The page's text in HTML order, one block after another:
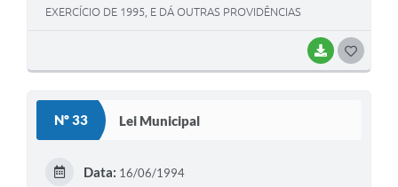
BAIXAR
EXERCÍCIO DE 1995, E DÁ OUTRAS PROVIDÊNCIAS
Nº 33 Lei Municipal
Data: 16/06/1994